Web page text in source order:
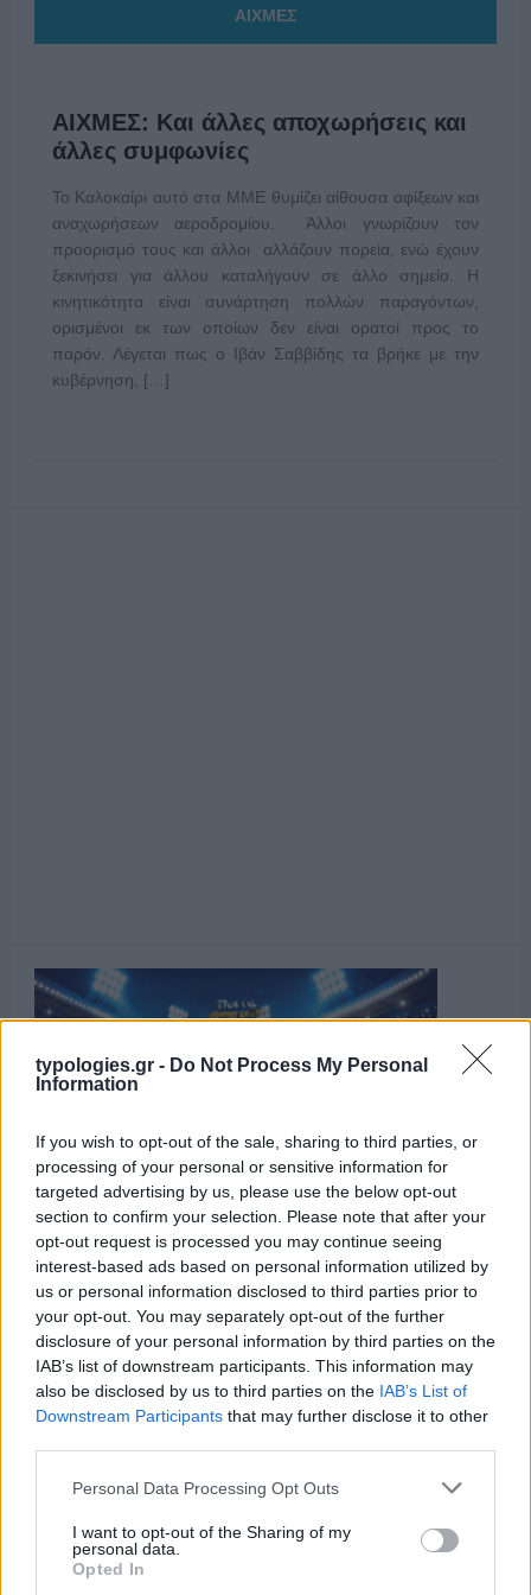
typologies.gr - Do Not Process My Personal
Information
If you wish to opt-out of the sale, sharing to third parties, or
processing of your personal or sensitive information for
targeted advertising by us, please use the below opt-out
section to confirm your selection. Please note that after your
opt-out request is processed you may continue seeing
interest-based ads based on personal information utilized by
us or personal information disclosed to third parties prior to
your opt-out. You may separately opt-out of the further
disclosure of your personal information by third parties on the
IAB’s list of downstream participants. This information may
also be disclosed by us to third parties on the IAB’s List of
Downstream Participants that may further disclose it to other
Please note that this website/app uses one or more Google
not limited to your visit or usage behaviour. You may click to
grant or deny consent to Google and its third-party tags to
use your data for below specified purposes in below Google
Personal Data Processing Opt Outs
I want to opt-out of the Sharing of my
personal data.
Opted In
ΑΙΧΜΕΣ
ΑΙΧΜΕΣ: Και άλλες αποχωρήσεις και
άλλες συμφωνίες
Το Καλοκαίρι αυτό στα ΜΜΕ θυμίζει αίθουσα αφίξεων και
αναχωρήσεων αεροδρομίου. Άλλοι γνωρίζουν τον
προορισμό τους και άλλοι αλλάζουν πορεία, ενώ έχουν
ξεκινήσει για άλλου καταλήγουν σε άλλο σημείο. Η
κινητικότητα είναι συνάρτηση πολλών παραγόντων,
ορισμένοι εκ των οποίων δεν είναι ορατοί προς το
παρόν. Λέγεται πως ο Ιβάν Σαββίδης τα βρήκε με την
κυβέρνηση, […]